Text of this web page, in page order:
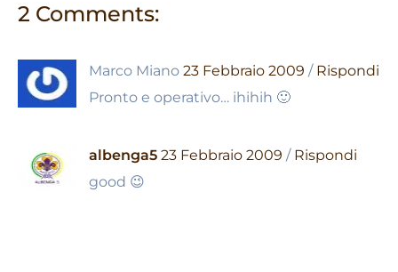
2 Comments:
Marco Miano 23 Febbraio 2009 / Rispondi
Pronto e operativo… ihihih 🙂
albenga5 23 Febbraio 2009 / Rispondi
good 😉